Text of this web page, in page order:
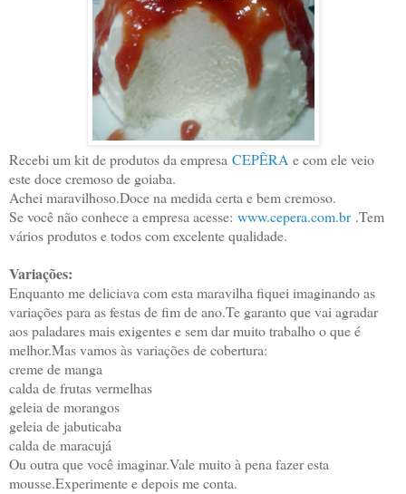
Recebi um kit de produtos da empresa CEPÊRA e com ele veio
este doce cremoso de goiaba.
Achei maravilhoso.Doce na medida certa e bem cremoso.
Se você não conhece a empresa acesse: www.cepera.com.br.Tem
vários produtos e todos com excelente qualidade.
Variações:
Enquanto me deliciava com esta maravilha fiquei imaginando as
variações para as festas de fim de ano.Te garanto que vai agradar
aos paladares mais exigentes e sem dar muito trabalho o que é
melhor.Mas vamos às variações de cobertura:
creme de manga
calda de frutas vermelhas
geleia de morangos
geleia de jabuticaba
calda de maracujá
Ou outra que você imaginar.Vale muito à pena fazer esta
mousse.Experimente e depois me conta.